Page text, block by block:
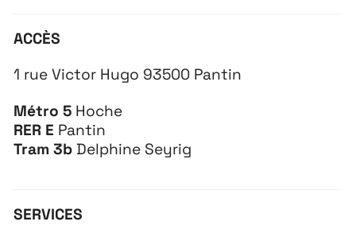
ACCÈS
1 rue Victor Hugo 93500 Pantin
Métro 5 Hoche
RER E Pantin
Tram 3bDelphine Seyrig
SERVICES